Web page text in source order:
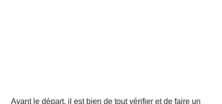
Avant le départ, il est bien de tout vérifier et de faire un